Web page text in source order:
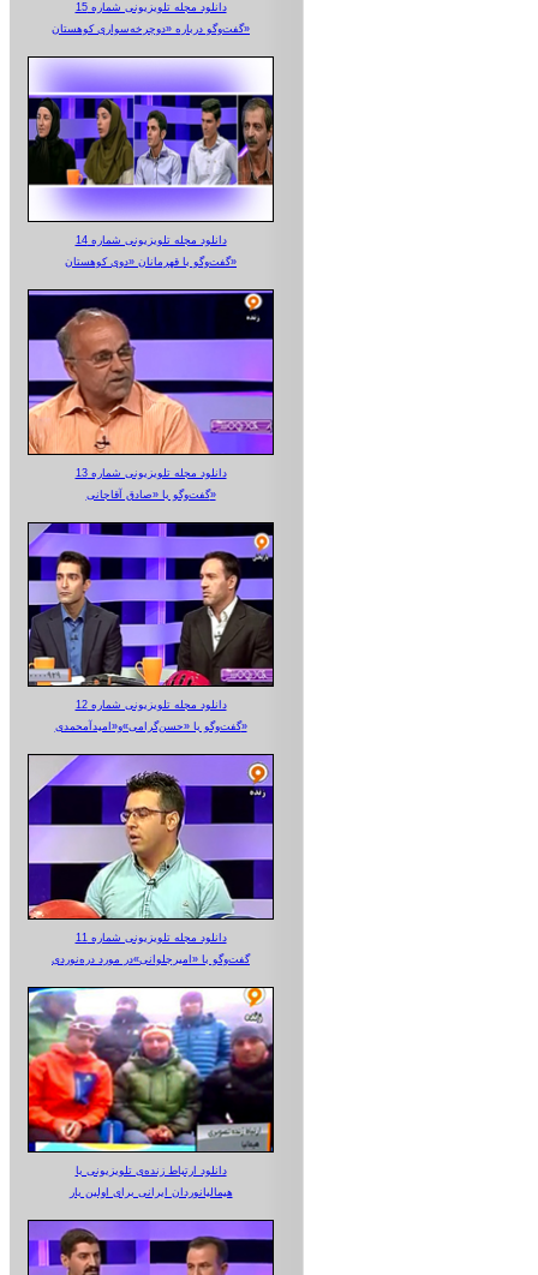
دانلود مجله تلویزیونی شماره 15
گفت‌وگو درباره «دوچرخه‌سواری کوهستان»
دانلود مجله تلویزیونی شماره 14
گفت‌وگو با قهرمانان «دوی کوهستان»
دانلود مجله تلویزیونی شماره 13
گفت‌وگو با «صادق آقاجانی»
دانلود مجله تلویزیونی شماره 12
گفت‌وگو با «حسن‌گرامی»و«امیدآمحمدی»
دانلود مجله تلویزیونی شماره 11
گفت‌وگو با «امیرجلوانی»در مورد دره‌نوردی
دانلود ارتباط زنده‌ی تلویزیونی‌ با
هیمالیانوردان ایرانی برای اولین بار